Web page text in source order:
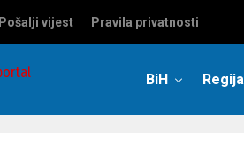
Pošalji vijest Pravila privatnosti
BiH Regija